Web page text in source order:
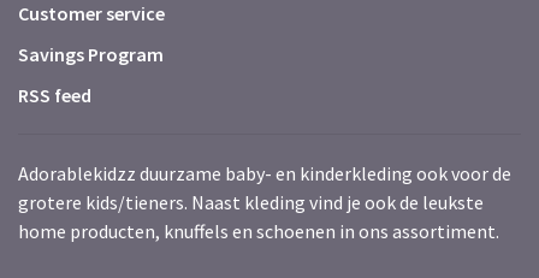
Customer service
Savings Program
RSS feed
Adorablekidzz duurzame baby- en kinderkleding ook voor de
grotere kids/tieners. Naast kleding vind je ook de leukste
home producten, knuffels en schoenen in ons assortiment.